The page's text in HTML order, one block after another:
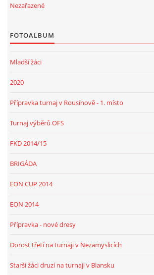
Nezařazené
FOTOALBUM
Mladší žáci
2020
Přípravka turnaj v Rousínově - 1. místo
Turnaj výběrů OFS
FKD 2014/15
BRIGÁDA
EON CUP 2014
EON 2014
Přípravka - nové dresy
Dorost třetí na turnaji v Nezamyslicích
Starší žáci druzí na turnaji v Blansku